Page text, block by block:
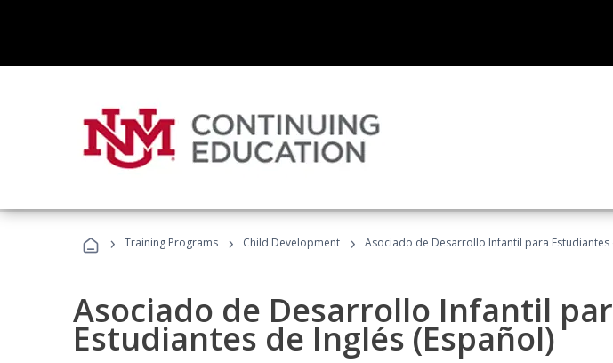
› Training Programs › Child Development › Asociado de Desarrollo Infantil para Estudiantes
Asociado de Desarrollo Infantil
Estudiantes de Inglés (Español)